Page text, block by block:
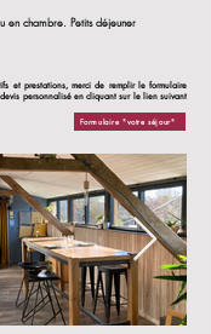
en chambre. Petits déjeuner
et prestations, merci de remplir le formulaire
personnalisé en cliquant sur le lien suivant
Formulaire "votre séjour"